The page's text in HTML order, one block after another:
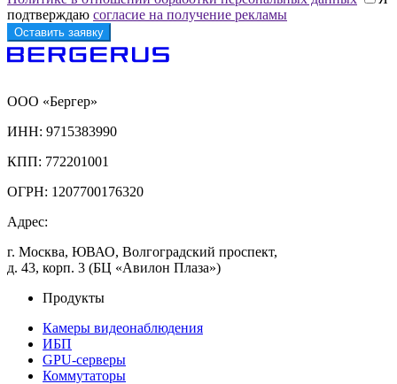
подтверждаю согласие на получение рекламы
ООО «Бергер»
ИНН: 9715383990
КПП: 772201001
ОГРН: 1207700176320
Адрес:
г. Москва, ЮВАО, Волгоградский проспект,
д. 43, корп. 3 (БЦ «Авилон Плаза»)
Продукты
Камеры видеонаблюдения
ИБП
GPU-серверы
Коммутаторы